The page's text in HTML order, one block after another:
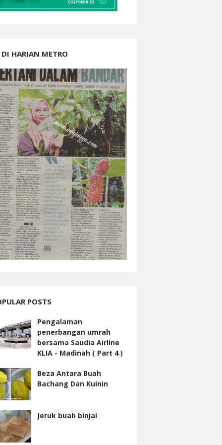
DI HARIAN METRO
POSTS
Pengalaman
penerbangan umrah
bersama Saudia Airline
KLIA - Madinah ( Part 4 )
Beza Antara Buah
Bachang Dan Kuinin
Jeruk buah binjai